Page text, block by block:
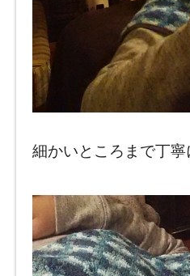
細かいところまで丁寧